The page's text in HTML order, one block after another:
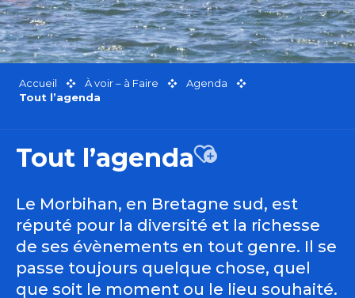
Accueil À voir – à Faire
Agenda
Tout l’agenda
Tout l’agendaAjouter aux
Le Morbihan, en Bretagne sud, est
réputé pour la diversité et la richesse
de ses évènements en tout genre. Il se
passe toujours quelque chose, quel
que soit le moment ou le lieu souhaité.